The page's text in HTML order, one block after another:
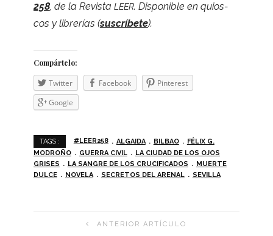
258, de la Revista LEER. Dis­po­ni­ble en quios­
cos y libre­rías (sus­crí­bete).
Com­pár­telo:
Twit­ter Face­book
Pin­te­rest
Goo­gle
TAGS : #LEER258 ALGAIDA BILBAO
FÉLIX G.
MODROÑO
GUERRA CIVIL
LA CIUDAD DE LOS OJOS
GRISES
LA SANGRE DE LOS CRUCIFICADOS
MUERTE
DULCE
NOVELA SECRETOS DEL ARENAL SEVILLA
ANTERIOR ARTÍCULO